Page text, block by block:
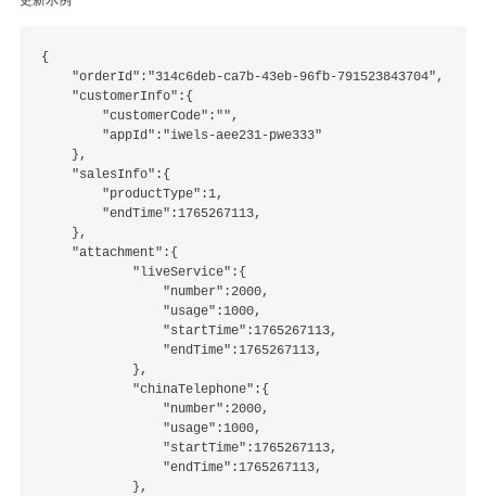
{
    "orderId":"314c6deb-ca7b-43eb-96fb-791523843704",
    "customerInfo":{
        "customerCode":"",
        "appId":"iwels-aee231-pwe333"
    },
    "salesInfo":{
        "productType":1,
        "endTime":1765267113,
    },
    "attachment":{
            "liveService":{
                "number":2000,
                "usage":1000,
                "startTime":1765267113,
                "endTime":1765267113,
            },
            "chinaTelephone":{
                "number":2000,
                "usage":1000,
                "startTime":1765267113,
                "endTime":1765267113,
            },